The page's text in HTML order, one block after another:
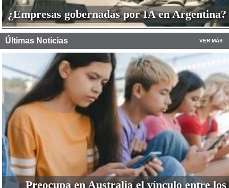
¿Empresas gobernadas por IA en Argentina?
Últimas Noticias VER MÁS
Preocupa en Australia el vínculo entre los